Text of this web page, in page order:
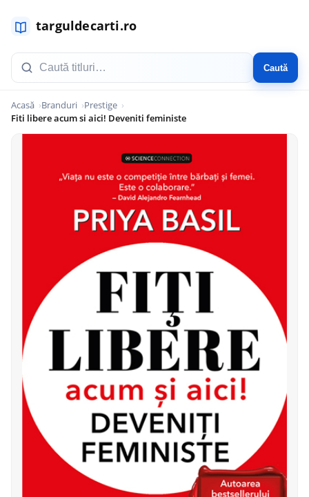
Caută
Acasă Branduri
Prestige
Fiti libere acum si aici! Deveniti feministe